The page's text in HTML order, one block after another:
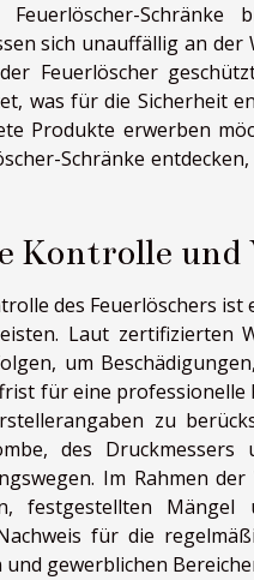
Feuerlöscher-
sich unauffällig an
Feuerlöscher
was für die Sicherheit
Produkte erwerben
Schränke
Kontrolle
des Feuerlöschers
Laut zertifizierten
um
für eine professionelle
zu
des
Im Rahmen
festgestellten
für die
gewerblichen